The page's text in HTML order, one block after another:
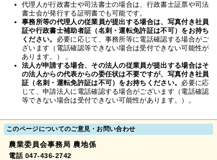
代理人が行政書士や司法書士の場合は、行政書士証票や司法
書士会が発行する証明書でも可能です。
事務所等の代理人の従業員が提出する場合は、写真付き社員
証や行政書士補助者証（名刺・運転免許証は不可）をお持ち
ください。 必要に応じて、事務所等に電話確認する場合がご
ざいます（電話確認等できない場合は受付できない可能性が
あります。） 。
法人が申請する場合、その法人の従業員が提出する場合はそ
の法人からの代表からの委任状は不要ですが、 写真付き社員
証（名刺・運転免許証は不可）をお持ちください。 必要に応
じて、申請法人に電話確認する場合がございます（電話確認
等できない場合は受付できない可能性があります。）。
このページについてのご意見・お問い合わせ
農業委員会事務局 農地係
電話 047-436-2742